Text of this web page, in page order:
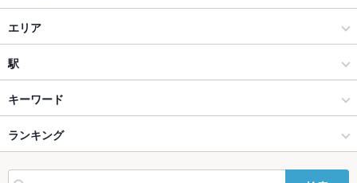
カウンター
貸切 貸切不可
Wi-Fi なし
韓国料理
韓国料理全般
長崎市 × 韓国料理
長崎市 × 韓国料理全般
思案橋駅 × 韓国料理
エリア
思案橋・銅座・新地
思案橋・銅座・新地 × 韓国料理
思案橋・銅座・新地 × 韓国料理全般
長崎
駅
観光通駅
思案橋駅
キーワード
キムチ鍋
ランキング
長崎のグルメランキング